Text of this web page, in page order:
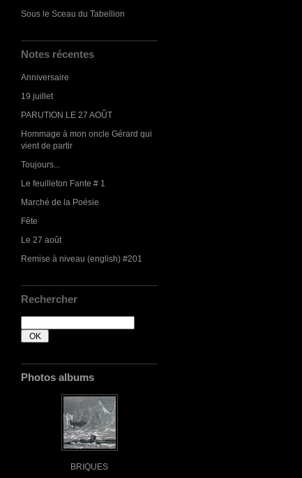
Sous le Sceau du Tabellion
Notes récentes
Anniversaire
19 juillet
PARUTION LE 27 AOÛT
Hommage à mon oncle Gérard qui
vient de partir
Toujours...
Le feuilleton Fante # 1
Marché de la Poésie
Fête
Le 27 août
Remise à niveau (english) #201
Rechercher
Photos albums
BRIQUES